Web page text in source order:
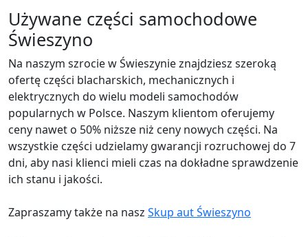
Używane części samochodowe
Świeszyno
Na naszym szrocie w Świeszynie znajdziesz szeroką
ofertę części blacharskich, mechanicznych i
elektrycznych do wielu modeli samochodów
popularnych w Polsce. Naszym klientom oferujemy
ceny nawet o 50% niższe niż ceny nowych części. Na
wszystkie części udzielamy gwarancji rozruchowej do 7
dni, aby nasi klienci mieli czas na dokładne sprawdzenie
ich stanu i jakości.
Zapraszamy także na nasz Skup aut Świeszyno